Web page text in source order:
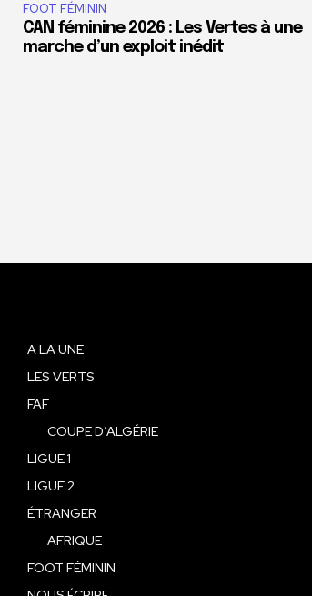
FOOT FÉMININ
CAN féminine 2026 : Les Vertes à une
marche d’un exploit inédit
A LA UNE
LES VERTS
FAF
COUPE D’ALGÉRIE
LIGUE 1
LIGUE 2
ÉTRANGER
AFRIQUE
FOOT FÉMININ